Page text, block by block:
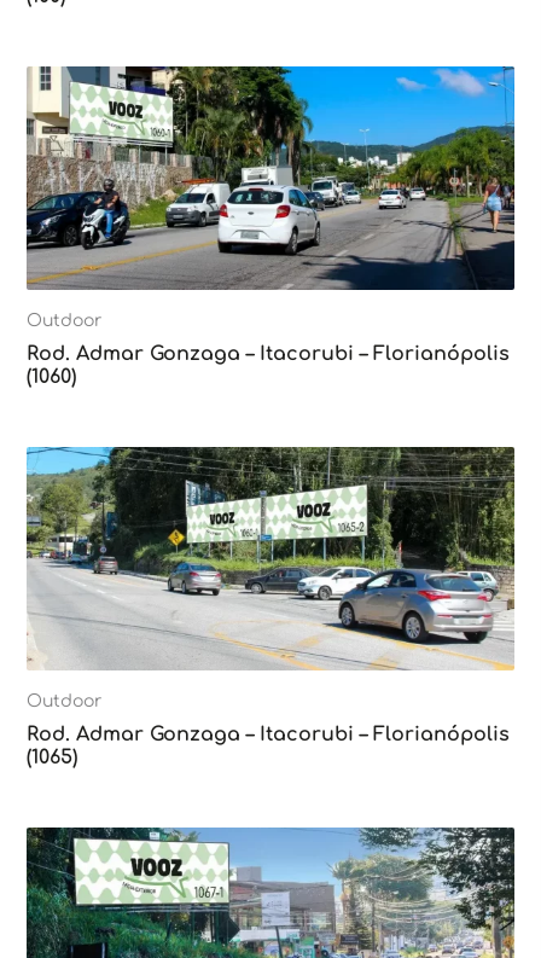
Outdoor
Rod. Admar Gonzaga – Itacorubi – Florianópolis
(1060)
Outdoor
Rod. Admar Gonzaga – Itacorubi – Florianópolis
(1065)